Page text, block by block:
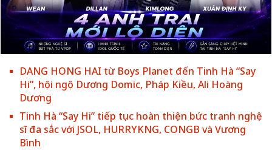
DANG HONG HAI từ Boys Planet đến Tinh Hà “Say
Hi”, hội ngộ Dương Domic, Pháp Kiều, Ali Hoàng
Dương
Tinh Hà “Say Hi” tiếp tục hoàn thiện bức tranh nghệ
sĩ đa sắc với JSOL, HURRYKNG, CONGB và Vương
Bình